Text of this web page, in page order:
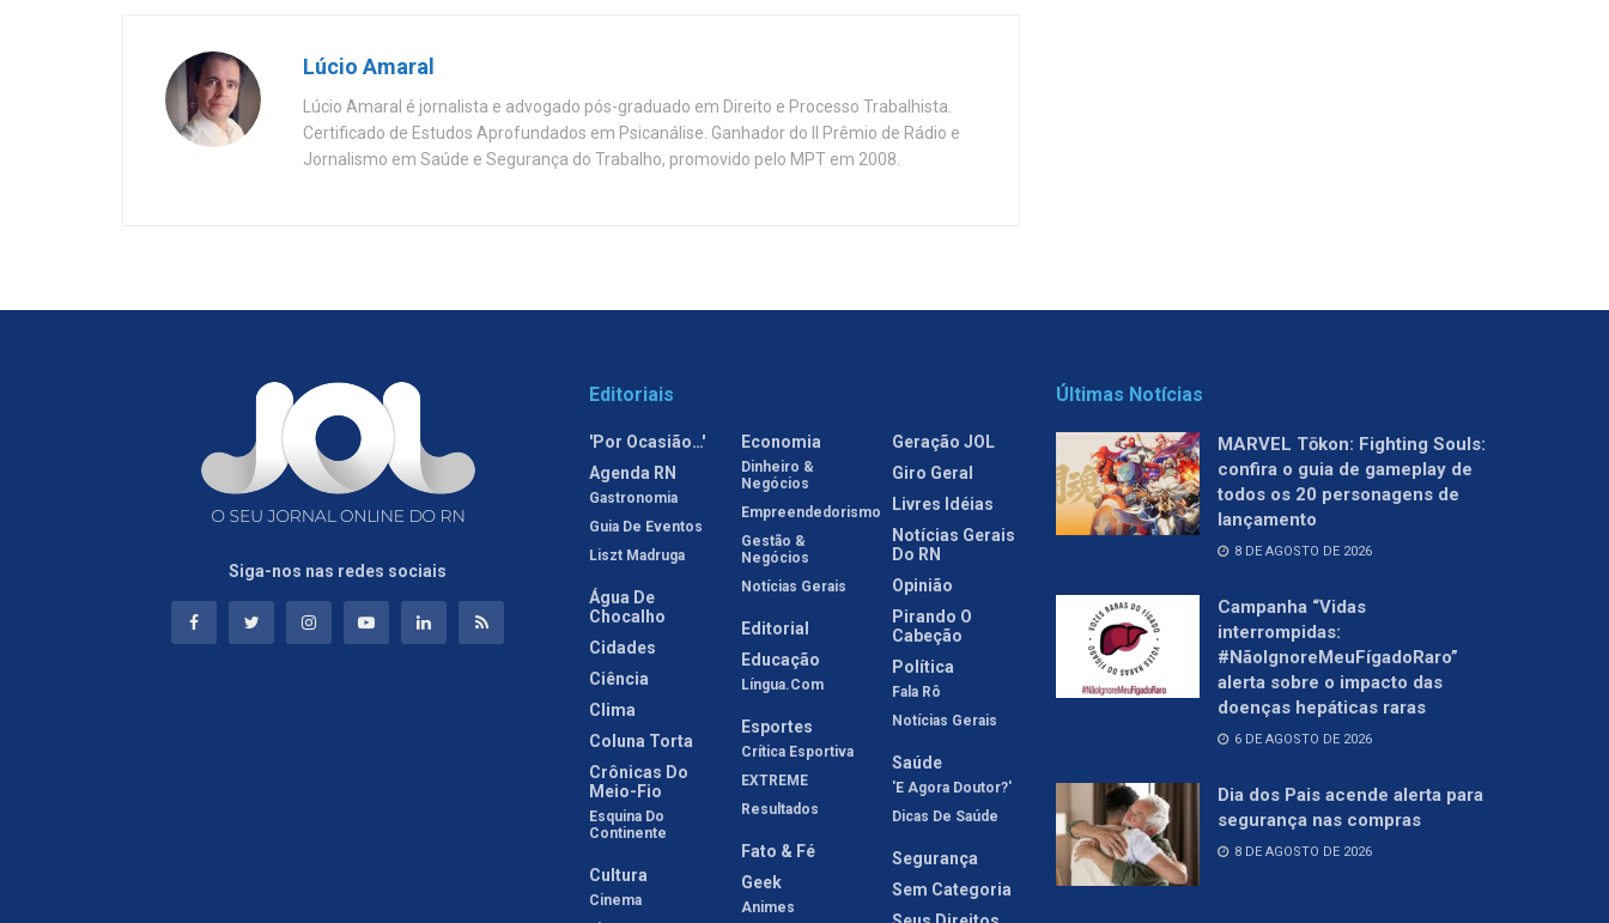
Lúcio Amaral
Lúcio Amaral é jornalista e advogado pós-graduado em Direito e Processo Trabalhista.
Certificado de Estudos Aprofundados em Psicanálise. Ganhador do II Prêmio de Rádio e
Jornalismo em Saúde e Segurança do Trabalho, promovido pelo MPT em 2008.
Siga-nos nas redes sociais
Editoriais
'Por Ocasião…'
Agenda RN
Gastronomia
Guia De Eventos
Liszt Madruga
Água De
Chocalho
Cidades
Ciência
Clima
Coluna Torta
Crônicas Do
Meio-Fio
Esquina Do
Continente
Cultura
Cinema
Economia
Dinheiro &
Negócios
Empreendedorismo
Gestão &
Negócios
Notícias Gerais
Editorial
Educação
Língua.com
Esportes
Crítica Esportiva
EXTREME
Resultados
Fato & Fé
Geek
Animes
Geração JOL
Giro Geral
Livres Idéias
Notícias Gerais
Do RN
Opinião
Pirando O
Cabeção
Política
Fala Rô
Notícias Gerais
Saúde
'E Agora Doutor?'
Dicas De Saúde
Segurança
Sem Categoria
Últimas Notícias
MARVEL Tōkon: Fighting Souls:
confira o guia de gameplay de
todos os 20 personagens de
lançamento
8 DE AGOSTO DE 2026
Campanha “Vidas
interrompidas:
#NãoIgnoreMeuFígadoRaro”
alerta sobre o impacto das
doenças hepáticas raras
6 DE AGOSTO DE 2026
Dia dos Pais acende alerta para
segurança nas compras
8 DE AGOSTO DE 2026